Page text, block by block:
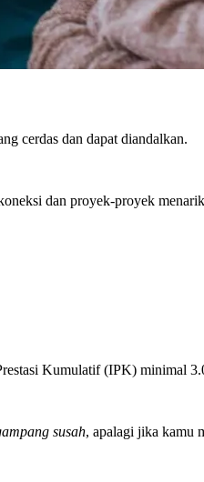
cerdas dan dapat diandalkan.
dan proyek-proyek
Kumulatif (IPK) minimal
susah, apalagi jika kamu